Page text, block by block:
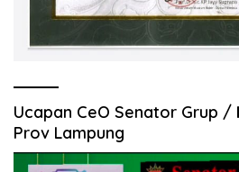
Ucapan CeO Senator Grup /
Prov Lampung